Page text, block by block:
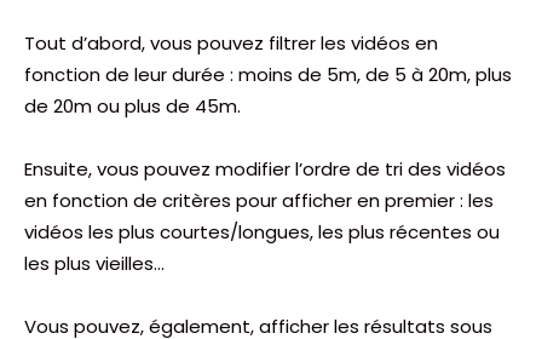
Tout d’abord, vous pouvez filtrer les vidéos en
fonction de leur durée : moins de 5m, de 5 à 20m, plus
de 20m ou plus de 45m.
Ensuite, vous pouvez modifier l’ordre de tri des vidéos
en fonction de critères pour afficher en premier : les
vidéos les plus courtes/longues, les plus récentes ou
les plus vieilles…
Vous pouvez, également, afficher les résultats sous